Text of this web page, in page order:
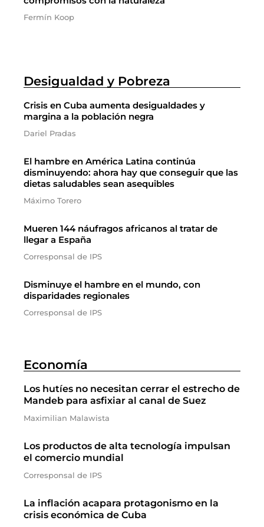
Fermín Koop
Desigualdad y Pobreza
Crisis en Cuba aumenta desigualdades y
margina a la población negra
Dariel Pradas
El hambre en América Latina continúa
disminuyendo: ahora hay que conseguir que las
dietas saludables sean asequibles
Máximo Torero
Mueren 144 náufragos africanos al tratar de
llegar a España
Corresponsal de IPS
Disminuye el hambre en el mundo, con
disparidades regionales
Corresponsal de IPS
Economía
Los hutíes no necesitan cerrar el estrecho de
Mandeb para asfixiar al canal de Suez
Maximilian Malawista
Los productos de alta tecnología impulsan
el comercio mundial
Corresponsal de IPS
La inflación acapara protagonismo en la
crisis económica de Cuba